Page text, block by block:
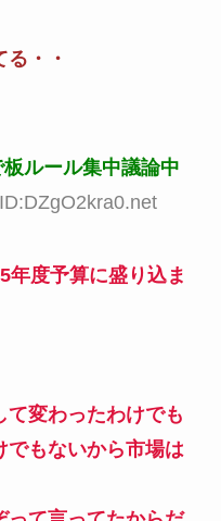
・・
ルール集中議論中
年度予算に盛り込ま
て変わったわけでも
でもないから市場は